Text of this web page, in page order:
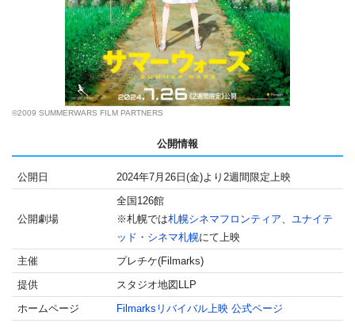
©2009 SUMMERWARS FILM PARTNERS
公開情報
公開日 2024年7月26日(金)より2週間限定上映
公開劇場
全国126館
※札幌では札幌シネマフロンティア
ユナイテ
ッド・シネマ札幌にて上映
主催
プレチケ(Filmarks)
提供
スタジオ地図LLP
ホームページ
Filmarksリバイバル上映 公式ページ